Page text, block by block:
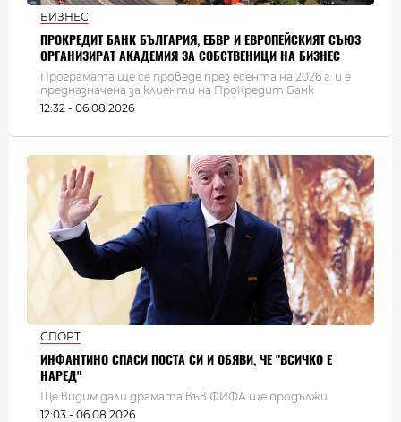
БИЗНЕС
ПРОКРЕДИТ БАНК БЪЛГАРИЯ, ЕБВР И ЕВРОПЕЙСКИЯТ СЪЮЗ
ОРГАНИЗИРАТ АКАДЕМИЯ ЗА СОБСТВЕНИЦИ НА БИЗНЕС
Програмата ще се проведе през есента на 2026 г. и е
предназначена за клиенти на ПроКредит Банк
12:32 - 06.08.2026
СПОРТ
ИНФАНТИНО СПАСИ ПОСТА СИ И ОБЯВИ, ЧЕ "ВСИЧКО Е
НАРЕД"
Ще видим дали драмата във ФИФА ще продължи
12:03 - 06.08.2026